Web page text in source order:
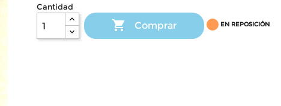
Cantidad
 Comprar EN REPOSICIÓN